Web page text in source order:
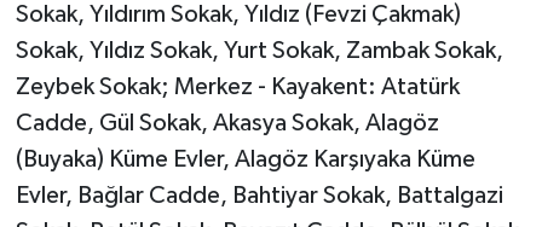
Sokak, Yıldırım Sokak, Yıldız (Fevzi Çakmak)
Sokak, Yıldız Sokak, Yurt Sokak, Zambak Sokak,
Zeybek Sokak; Merkez - Kayakent: Atatürk
Cadde, Gül Sokak, Akasya Sokak, Alagöz
(Buyaka) Küme Evler, Alagöz Karşıyaka Küme
Evler, Bağlar Cadde, Bahtiyar Sokak, Battalgazi
Yemek Tarifleri